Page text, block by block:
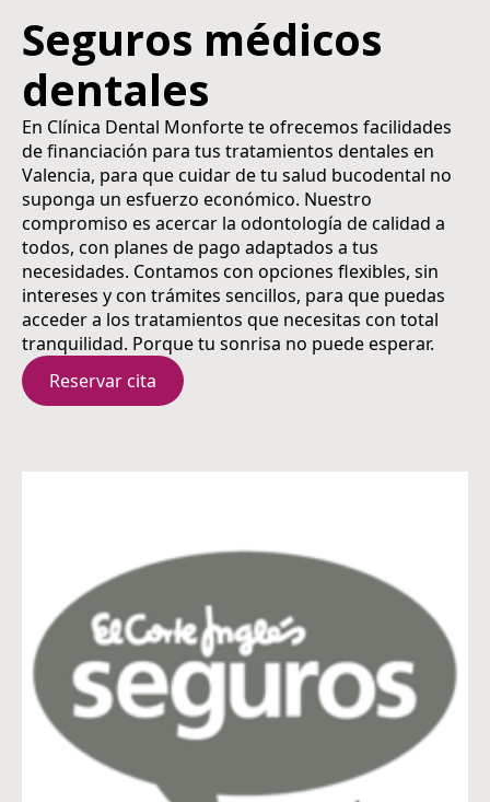
Seguros médicos
dentales
En Clínica Dental Monforte te ofrecemos facilidades
de financiación para tus tratamientos dentales en
Valencia, para que cuidar de tu salud bucodental no
suponga un esfuerzo económico. Nuestro
compromiso es acercar la odontología de calidad a
todos, con planes de pago adaptados a tus
necesidades. Contamos con opciones flexibles, sin
intereses y con trámites sencillos, para que puedas
acceder a los tratamientos que necesitas con total
tranquilidad. Porque tu sonrisa no puede esperar.
Reservar cita